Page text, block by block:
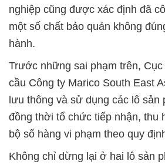
nghiệp cũng được xác định đã
một số chất bảo quản không
hành.
Trước những sai phạm trên,
cầu Công ty Marico South East
lưu thông và sử dụng các lô sản
đồng thời tổ chức tiếp nhận, thu
bộ số hàng vi phạm theo quy
Không chỉ dừng lại ở hai lô sản